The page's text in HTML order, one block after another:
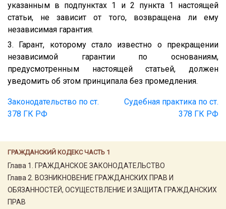
ГРАЖДАНСКИЙ КОДЕКС ЧАСТЬ 1
Глава 1. ГРАЖДАНСКОЕ ЗАКОНОДАТЕЛЬСТВО
Глава 2. ВОЗНИКНОВЕНИЕ ГРАЖДАНСКИХ ПРАВ И
ОБЯЗАННОСТЕЙ, ОСУЩЕСТВЛЕНИЕ И ЗАЩИТА ГРАЖДАНСКИХ
ПРАВ
указанным в подпунктах 1 и 2 пункта 1 настоящей
статьи, не зависит от того, возвращена ли ему
независимая гарантия.
3. Гарант, которому стало известно о прекращении
независимой гарантии по основаниям,
предусмотренным настоящей статьей, должен
уведомить об этом принципала без промедления.
Законодательство по ст.
378 ГК РФ
Судебная практика по ст.
378 ГК РФ